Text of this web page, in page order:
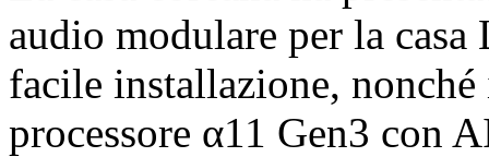
audio modulare per la
facile installazione,
processore α11 Gen3 con